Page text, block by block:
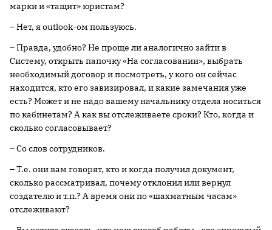
марки и «тащит» юристам?
– Нет, я outlook-ом пользуюсь.
– Правда, удобно? Не проще ли аналогично зайти в
Систему, открыть папочку «На согласовании», выбрать
необходимый договор и посмотреть, у кого он сейчас
находится, кто его завизировал, и какие замечания уже
есть? Может и не надо вашему начальнику отдела носиться
по кабинетам? А как вы отслеживаете сроки? Кто, когда и
сколько согласовывает?
– Со слов сотрудников.
– Т.е. они вам говорят, кто и когда получил документ,
сколько рассматривал, почему отклонил или вернул
создателю и т.п.? А время они по «шахматным часам»
отслеживают?